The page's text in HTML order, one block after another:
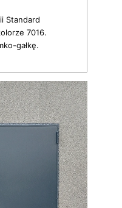
Standard
7016.
gałkę.